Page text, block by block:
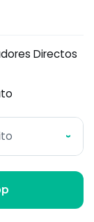
Directos
›